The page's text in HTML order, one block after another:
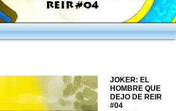
REIR #04
JOKER: EL
HOMBRE QUE
DEJO DE REIR
#04